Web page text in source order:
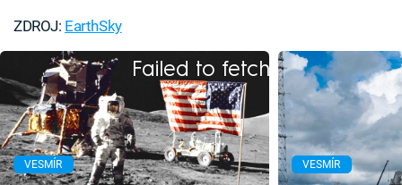
ZDROJ: EarthSky
Failed to fetch
VESMÍR VESMÍR